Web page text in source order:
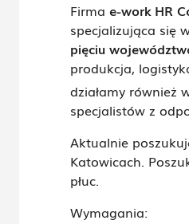
Firma e-work HR
specjalizująca się
pięciu
produkcja,
działamy również
specjalistów z
Aktualnie
Katowicach.
płuc.
Wymagania: